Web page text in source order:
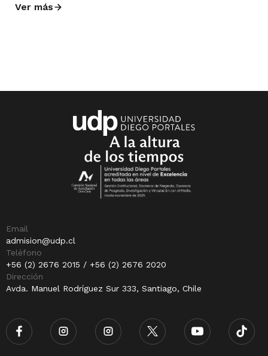
Ver más
Email
admision@udp.cl
Teléfono
+56 (2) 2676 2015 / +56 (2) 2676 2020
Dirección
Avda. Manuel Rodríguez Sur 333, Santiago, Chile